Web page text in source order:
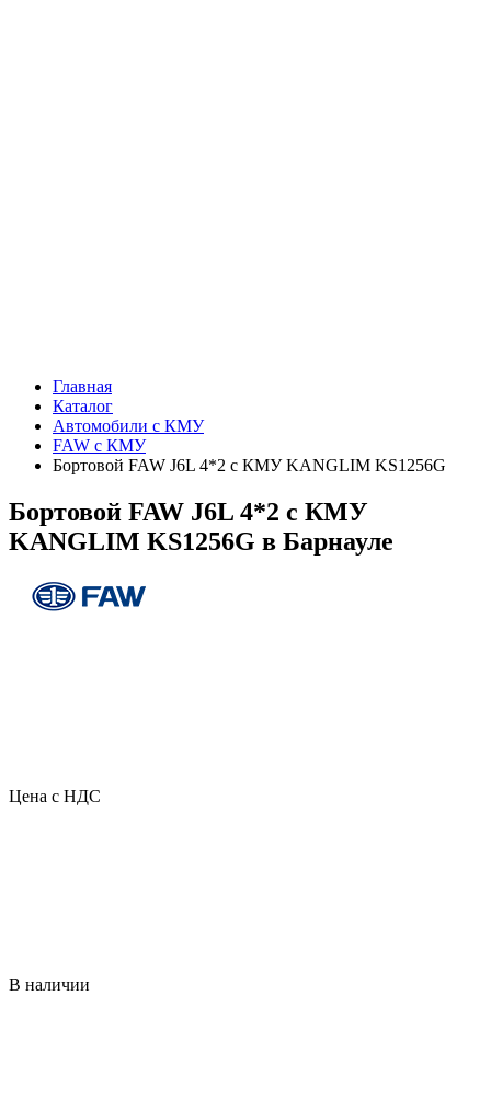
Главная
Каталог
Автомобили с КМУ
FAW c КМУ
Бортовой FAW J6L 4*2 с КМУ KANGLIM KS1256G
Бортовой FAW J6L 4*2 с КМУ
KANGLIM KS1256G в Барнауле
Цена с НДС
В наличии